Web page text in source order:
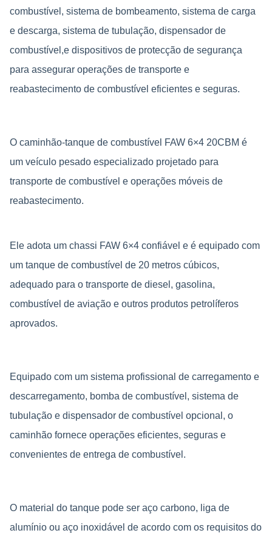
combustível, sistema de bombeamento, sistema de carga
e descarga, sistema de tubulação, dispensador de
combustível,e dispositivos de protecção de segurança
para assegurar operações de transporte e
reabastecimento de combustível eficientes e seguras.
O caminhão-tanque de combustível FAW 6×4 20CBM é
um veículo pesado especializado projetado para
transporte de combustível e operações móveis de
reabastecimento.
Ele adota um chassi FAW 6×4 confiável e é equipado com
um tanque de combustível de 20 metros cúbicos,
adequado para o transporte de diesel, gasolina,
combustível de aviação e outros produtos petrolíferos
aprovados.
Equipado com um sistema profissional de carregamento e
descarregamento, bomba de combustível, sistema de
tubulação e dispensador de combustível opcional, o
caminhão fornece operações eficientes, seguras e
convenientes de entrega de combustível.
O material do tanque pode ser aço carbono, liga de
alumínio ou aço inoxidável de acordo com os requisitos do